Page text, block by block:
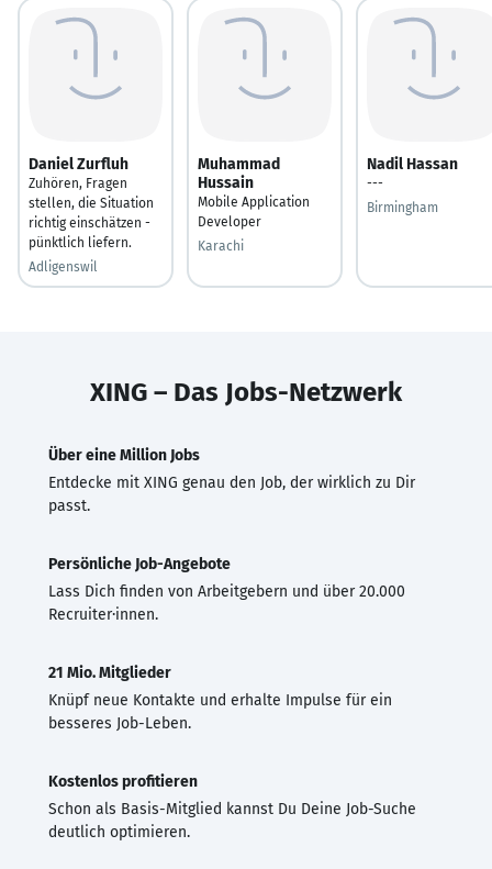
Daniel Zurfluh
Zuhören, Fragen
stellen, die Situation
richtig einschätzen -
pünktlich liefern.
Adligenswil
Muhammad
Hussain
Mobile Application
Developer
Karachi
Nadil Hassan
---
Birmingham
XING – Das Jobs-Netzwerk
Über eine Million Jobs
Entdecke mit XING genau den Job, der wirklich zu Dir
passt.
Persönliche Job-Angebote
Lass Dich finden von Arbeitgebern und über 20.000
Recruiter·innen.
21 Mio. Mitglieder
Knüpf neue Kontakte und erhalte Impulse für ein
besseres Job-Leben.
Kostenlos profitieren
Schon als Basis-Mitglied kannst Du Deine Job-Suche
deutlich optimieren.